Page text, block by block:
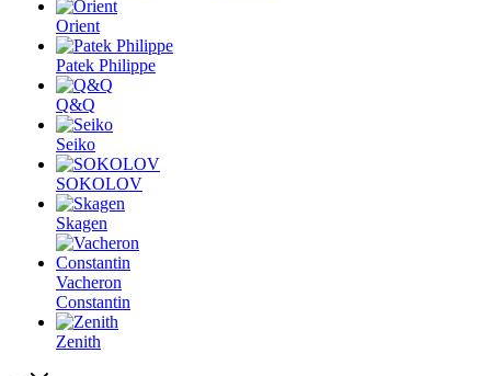
Orient
Patek Philippe
Q&Q
Seiko
SOKOLOV
Skagen
Vacheron
Constantin
Zenith